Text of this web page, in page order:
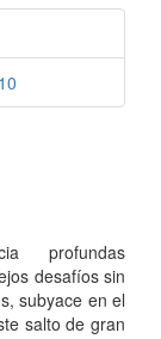
profundas
desafíos sin
subyace en el
salto de gran